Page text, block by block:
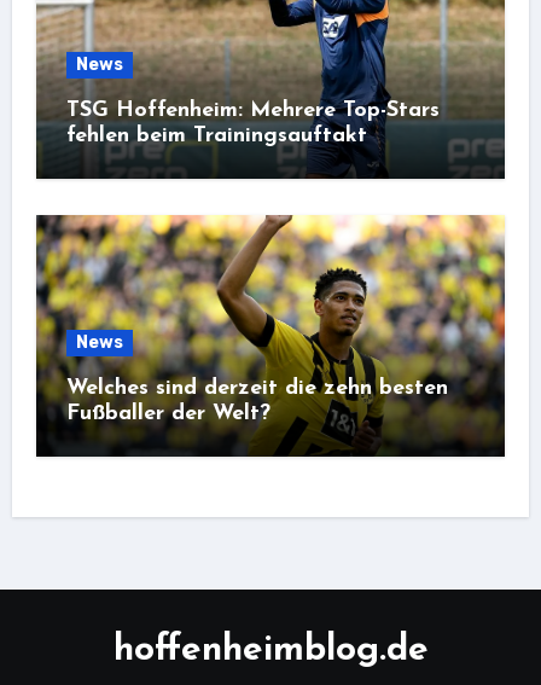
News
TSG Hoffenheim: Mehrere Top-Stars
fehlen beim Trainingsauftakt
News
Welches sind derzeit die zehn besten
Fußballer der Welt?
hoffenheimblog.de